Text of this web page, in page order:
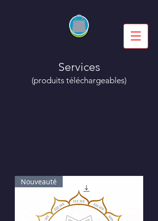
Services
(produits téléchargeables)
Nouveauté